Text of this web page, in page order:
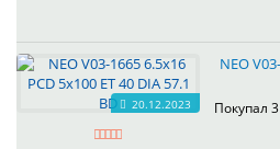
20.12.2023
NEO
Покупал